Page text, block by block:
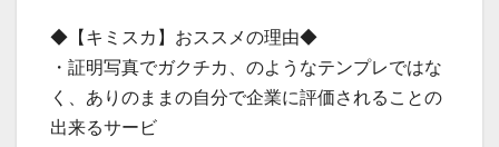
◆【キミスカ】おススメの理由◆
・証明写真でガクチカ、のようなテンプレではな
く、ありのままの自分で企業に評価されることの
出来るサービ